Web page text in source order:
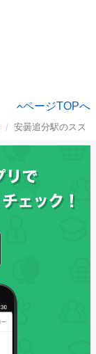
ページTOPへ
安曇追分駅のスズキ